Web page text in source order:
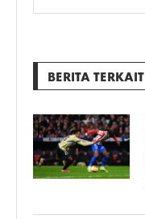
BERITA TERKAIT